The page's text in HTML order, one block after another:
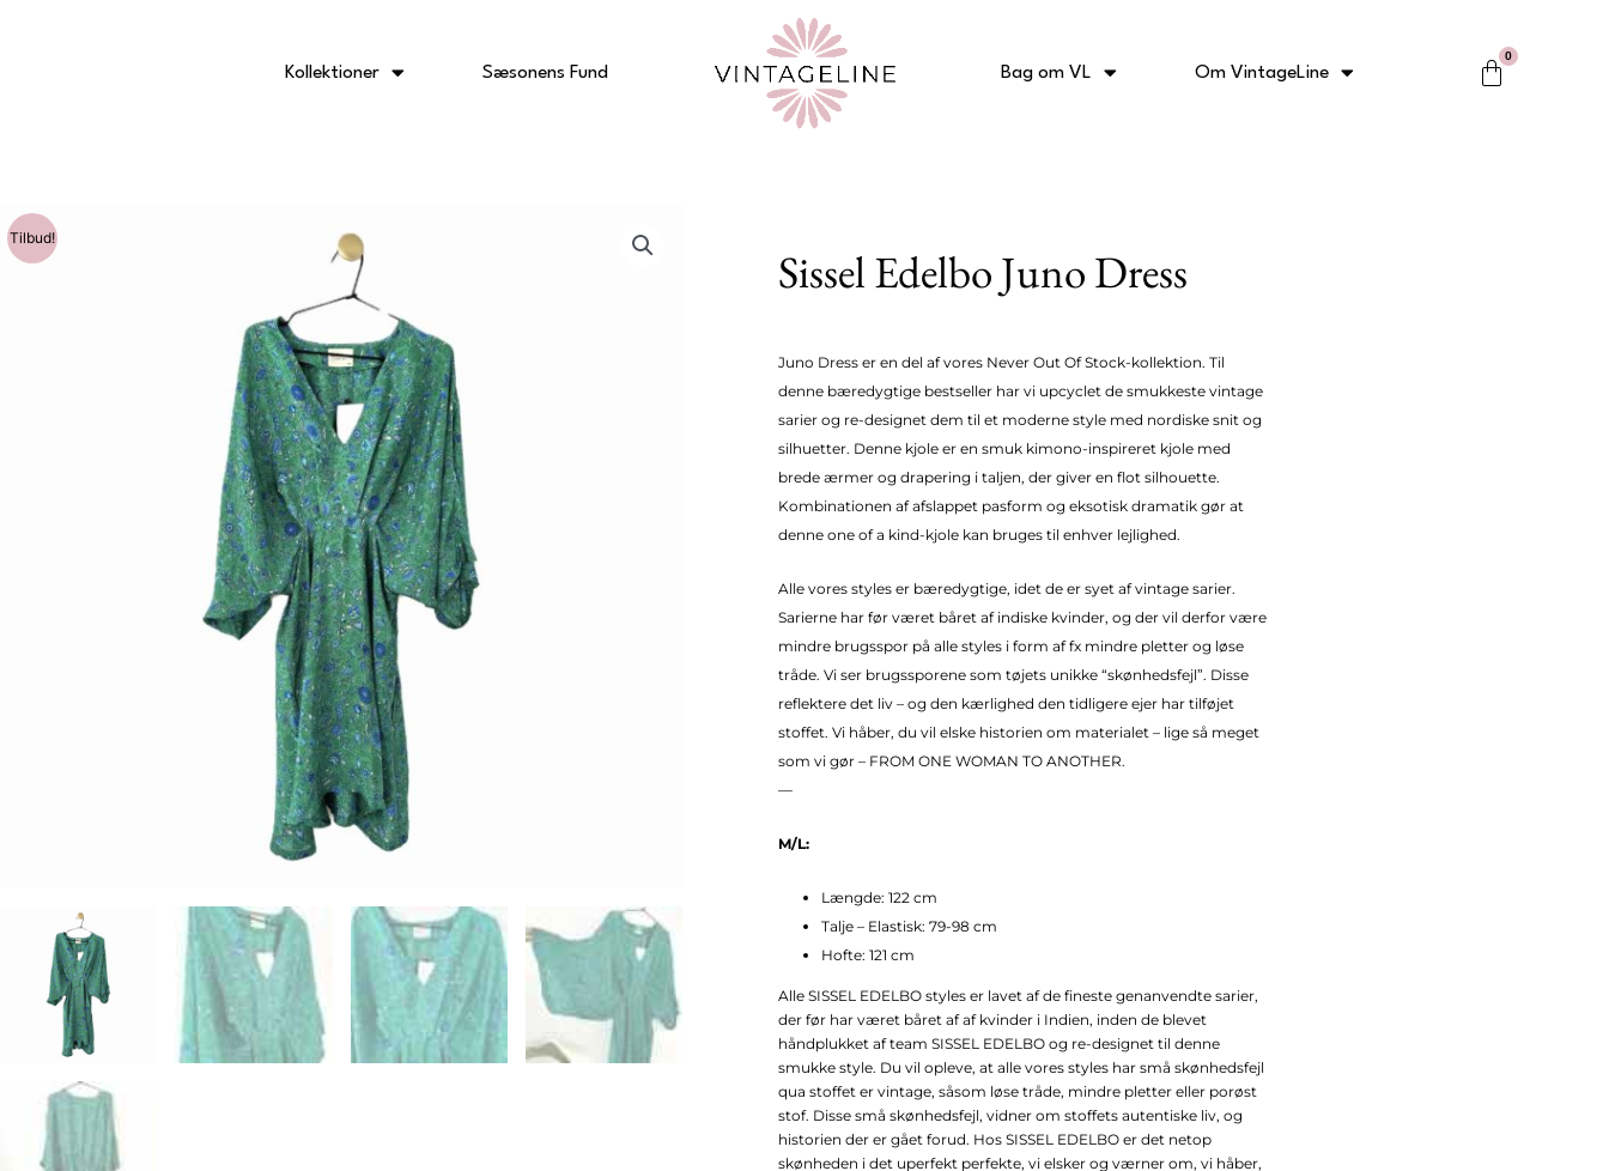
Kollektioner Sæsonens Fund Bag om VL Om VintageLine
0
Kurv
Tilbud!
Sissel Edelbo Juno Dress
Juno Dress er en del af vores Never Out Of Stock-kollektion. Til
denne bæredygtige bestseller har vi upcyclet de smukkeste vintage
sarier og re-designet dem til et moderne style med nordiske snit og
silhuetter. Denne kjole er en smuk kimono-inspireret kjole med
brede ærmer og drapering i taljen, der giver en flot silhouette.
Kombinationen af afslappet pasform og eksotisk dramatik gør at
denne one of a kind-kjole kan bruges til enhver lejlighed.
Alle vores styles er bæredygtige, idet de er syet af vintage sarier.
Sarierne har før været båret af indiske kvinder, og der vil derfor være
mindre brugsspor på alle styles i form af fx mindre pletter og løse
tråde. Vi ser brugssporene som tøjets unikke “skønhedsfejl”. Disse
reflektere det liv – og den kærlighed den tidligere ejer har tilføjet
stoffet. Vi håber, du vil elske historien om materialet – lige så meget
som vi gør – FROM ONE WOMAN TO ANOTHER.
—
M/L:
Længde: 122 cm
Talje – Elastisk: 79-98 cm
Hofte: 121 cm
Alle SISSEL EDELBO styles er lavet af de fineste genanvendte sarier,
der før har været båret af af kvinder i Indien, inden de blevet
håndplukket af team SISSEL EDELBO og re-designet til denne
smukke style. Du vil opleve, at alle vores styles har små skønhedsfejl
qua stoffet er vintage, såsom løse tråde, mindre pletter eller porøst
stof. Disse små skønhedsfejl, vidner om stoffets autentiske liv, og
historien der er gået forud. Hos SISSEL EDELBO er det netop
skønheden i det uperfekt perfekte, vi elsker og værner om, vi håber,